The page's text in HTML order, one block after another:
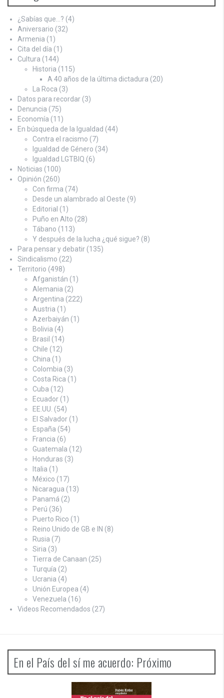
¿Sabías que…? (4)
Aniversario (32)
Armenia (1)
Cita del día (1)
Cultura (144)
Historia (115)
A 40 años de la última dictadura (20)
La Roca (3)
Datos para recordar (3)
Denuncia (75)
Economía (11)
En búsqueda de la Igualdad (44)
Contra el racismo (7)
Igualdad de Género (34)
Igualdad LGTBIQ (6)
Noticias (100)
Opinión (260)
Con firma (74)
Desde un alambrado al Oeste (9)
Editorial (1)
Puño en Alto (28)
Tábano (113)
Y después de la lucha ¿qué sigue? (8)
Para pensar y debatir (135)
Sindicalismo (22)
Territorio (498)
Afganistán (1)
Alemania (2)
Argentina (222)
Austria (1)
Azerbaiyán (1)
Bolivia (4)
Brasil (14)
Chile (12)
China (1)
Colombia (3)
Costa Rica (1)
Cuba (12)
Ecuador (1)
EE.UU. (54)
El Salvador (1)
España (54)
Francia (6)
Guatemala (12)
Honduras (3)
Italia (1)
México (17)
Nicaragua (13)
Panamá (2)
Perú (36)
Puerto Rico (1)
Reino Unido de GB e IN (8)
Rusia (7)
Siria (3)
Tierra de Canaan (25)
Turquía (2)
Ucrania (4)
Unión Europea (4)
Venezuela (16)
Videos Recomendados (27)
En el País del sí me acuerdo: Próximo